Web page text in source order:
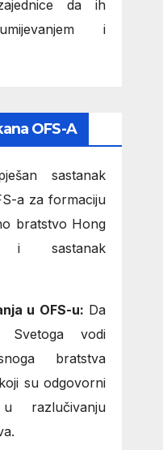
da ih
i
OFS-A
sastanak
a za formaciju
bratstvo Hong
i sastanak
u OFS-u: Da
Svetoga vodi
bratstva
su odgovorni
razlučivanju